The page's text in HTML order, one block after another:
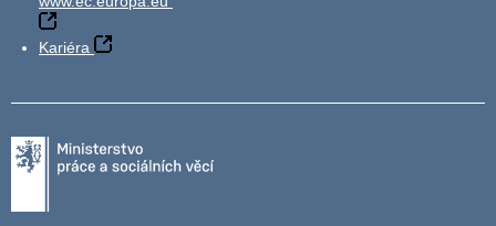
Kariéra